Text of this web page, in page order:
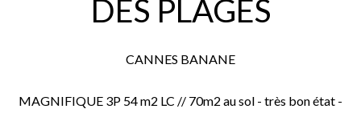
DES PLAGES
CANNES BANANE
MAGNIFIQUE 3P 54 m2 LC // 70m2 au sol - très bon état -